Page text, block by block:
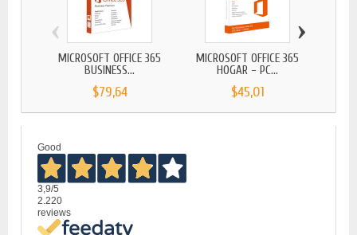
MICROSOFT OFFICE 365
BUSINESS...
$79,64
MICROSOFT OFFICE 365
HOGAR - PC...
$45,01
‹ ›
Good
3,9/5
2.220
reviews